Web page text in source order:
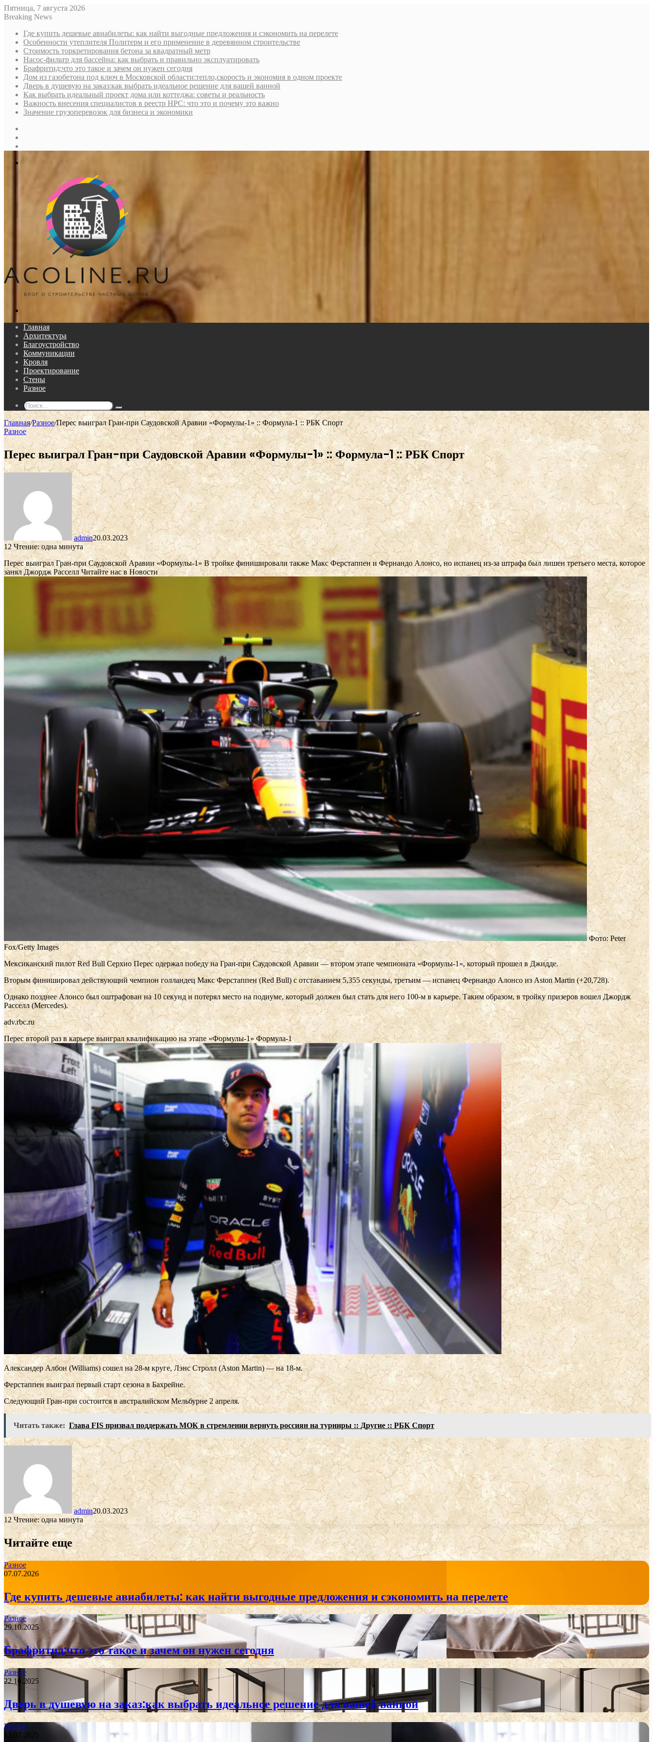
Пятница, 7 августа 2026
Breaking News
Где купить дешевые авиабилеты: как найти выгодные предложения и сэкономить на перелете
Особенности утеплителя Политерм и его применение в деревянном строительстве
Стоимость торкретирования бетона за квадратный метр
Насос-фильтр для бассейна: как выбрать и правильно эксплуатировать
Брафритид:что это такое и зачем он нужен сегодня
Дом из газобетона под ключ в Московской области:тепло,скорость и экономия в одном проекте
Дверь в душевую на заказ:как выбрать идеальное решение для вашей ванной
Как выбрать идеальный проект дома или коттеджа: советы и реальность
Важность внесения специалистов в реестр НРС: что это и почему это важно
Значение грузоперевозок для бизнеса и экономики
Главная
Архитектура
Благоустройство
Коммуникации
Кровля
Проектирование
Стены
Разное
Поиск...
Главная/Разное/Перес выиграл Гран-при Саудовской Аравии «Формулы-1» :: Формула-1 :: РБК Спорт
Разное
Перес выиграл Гран-при Саудовской Аравии «Формулы-1» :: Формула-1 :: РБК Спорт
admin20.03.2023
12Чтение: одна минута
Перес выиграл Гран-при Саудовской Аравии «Формулы-1»В тройке финишировали также Макс Ферстаппен и Фернандо Алонсо, но испанец из-за штрафа был лишен третьего места, которое
занял Джордж РасселлЧитайте нас в Новости
Фото: Peter
Fox/Getty Images
Мексиканский пилот Red Bull Серхио Перес одержал победу на Гран-при Саудовской Аравии — втором этапе чемпионата «Формулы-1», который прошел в Джидде.
Вторым финишировал действующий чемпион голландец Макс Ферстаппен (Red Bull) с отставанием 5,355 секунды, третьим — испанец Фернандо Алонсо из Aston Martin (+20,728).
Однако позднее Алонсо был оштрафован на 10 секунд и потерял место на подиуме, который должен был стать для него 100-м в карьере. Таким образом, в тройку призеров вошел Джордж
Расселл (Mercedes).
adv.rbc.ru
Перес второй раз в карьере выиграл квалификацию на этапе «Формулы-1»Формула-1
Александер Албон (Williams) сошел на 28-м круге, Лэнс Стролл (Aston Martin) — на 18-м.
Ферстаппен выиграл первый старт сезона в Бахрейне.
Следующий Гран-при состоится в австралийском Мельбурне 2 апреля.
Читать также: Глава FIS призвал поддержать МОК в стремлении вернуть россиян на турниры :: Другие :: РБК Спорт
admin20.03.2023
12Чтение: одна минута
Читайте еще
Разное
07.07.2026
Где купить дешевые авиабилеты: как найти выгодные предложения и сэкономить на перелете
Разное
29.10.2025
Брафритид:что это такое и зачем он нужен сегодня
Разное
22.10.2025
Дверь в душевую на заказ:как выбрать идеальное решение для вашей ванной
Разное
13.07.2025